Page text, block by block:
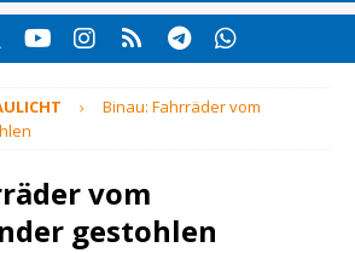
Binau: Fahrräder vom
vom
gestohlen